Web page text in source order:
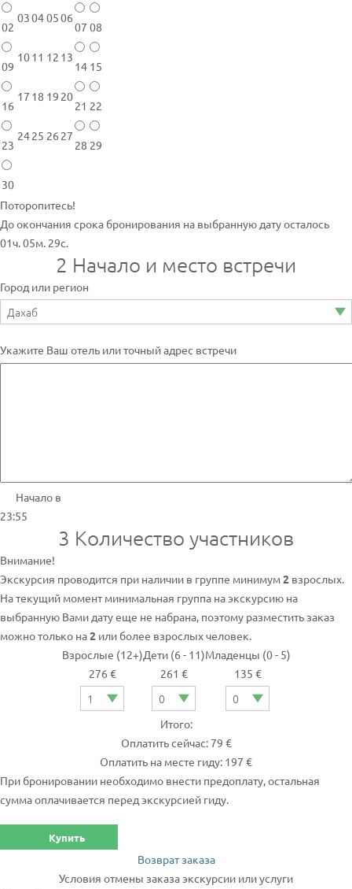
02
03040506
07 08
09
1011 12 13
14 15
16
17 18 19 20
21 22
23
2425 26 27
28 29
30
Поторопитесь!
До окончания срока бронирования на выбранную дату осталось
01ч. 05м. 29с.
2 Начало и место встречи
Город или регион
Укажите Ваш отель или точный адрес встречи
Начало в
23:55
3 Количество участников
Внимание!
Экскурсия проводится при наличии в группе минимум2 взрослых.
На текущий момент минимальная группа на экскурсию на
выбранную Вами дату еще не набрана, поэтому разместить заказ
можно только на2 или более взрослых человек.
Взрослые (12+)
276 €
Дети (6 - 11)
261 €
Младенцы (0 - 5)
135 €
Итого:
Оплатить сейчас: 79 €
Оплатить на месте гиду: 197 €
При бронировании необходимо внести предоплату, остальная
сумма оплачивается перед экскурсией гиду.
Купить
Возврат заказа
Условия отмены заказа экскурсии или услуги